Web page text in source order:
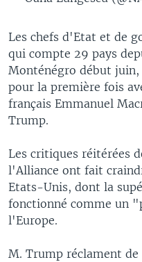
Les chefs d'Etat et de
qui compte 29 pays
Monténégro début
pour la première fois
français Emmanuel
Trump.
Les critiques réitérées
l'Alliance ont fait
Etats-Unis, dont la
fonctionné comme un
l'Europe.
M. Trump réclament